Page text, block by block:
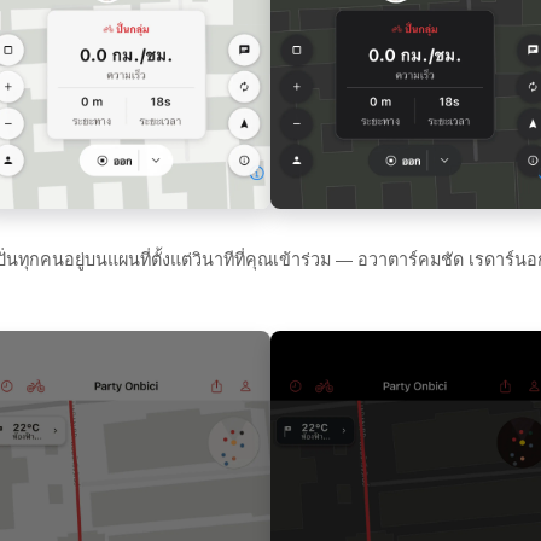
นทุกคนอยู่บนแผนที่ตั้งแต่วินาทีที่คุณเข้าร่วม — อวาตาร์คมชัด เรดาร์นอ